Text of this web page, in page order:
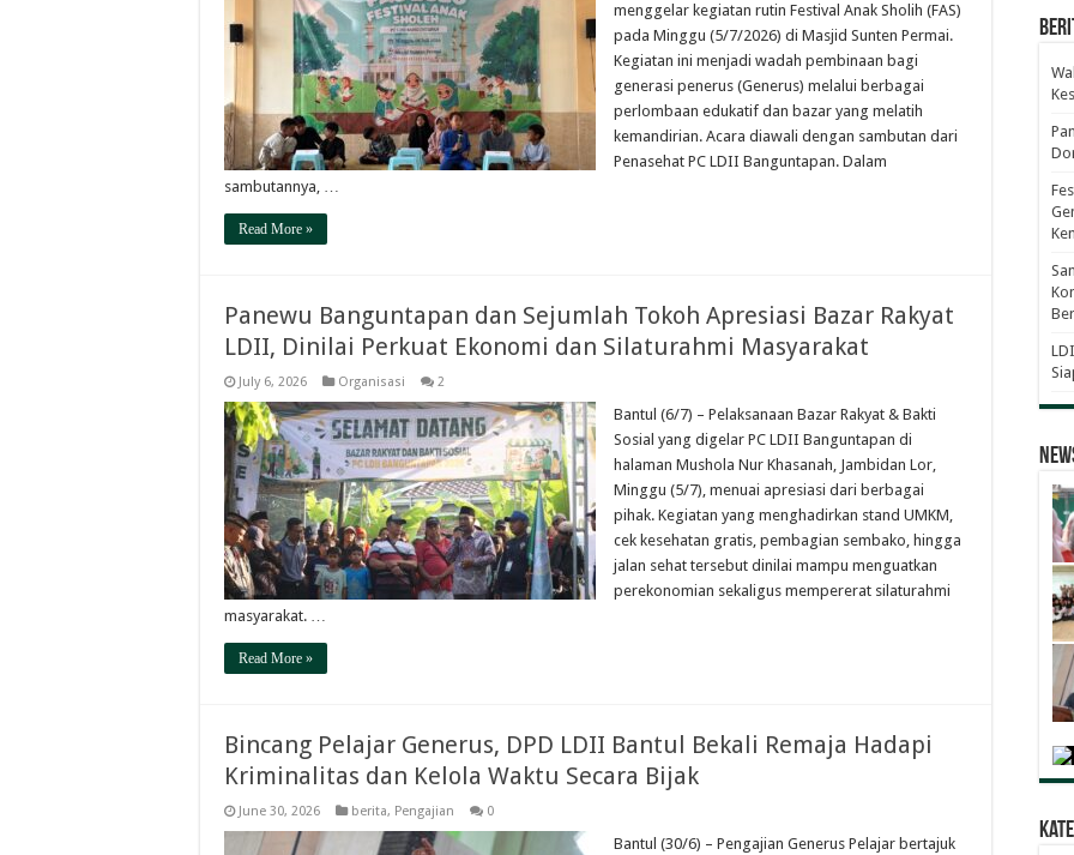
menggelar kegiatan rutin Festival Anak Sholih (FAS)
pada Minggu (5/7/2026) di Masjid Sunten Permai.
Kegiatan ini menjadi wadah pembinaan bagi
generasi penerus (Generus) melalui berbagai
perlombaan edukatif dan bazar yang melatih
kemandirian. Acara diawali dengan sambutan dari
Penasehat PC LDII Banguntapan. Dalam
sambutannya, …
Read More »
Panewu Banguntapan dan Sejumlah Tokoh Apresiasi Bazar Rakyat
LDII, Dinilai Perkuat Ekonomi dan Silaturahmi Masyarakat
July 6, 2026 Organisasi 2
Bantul (6/7) – Pelaksanaan Bazar Rakyat & Bakti
Sosial yang digelar PC LDII Banguntapan di
halaman Mushola Nur Khasanah, Jambidan Lor,
Minggu (5/7), menuai apresiasi dari berbagai
pihak. Kegiatan yang menghadirkan stand UMKM,
cek kesehatan gratis, pembagian sembako, hingga
jalan sehat tersebut dinilai mampu menguatkan
perekonomian sekaligus mempererat silaturahmi
masyarakat. …
Read More »
Bincang Pelajar Generus, DPD LDII Bantul Bekali Remaja Hadapi
Kriminalitas dan Kelola Waktu Secara Bijak
June 30, 2026 berita, Pengajian 0
Bantul (30/6) – Pengajian Generus Pelajar bertajuk